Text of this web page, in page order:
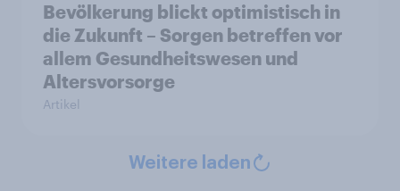
Bevölkerung blickt optimistisch in
die Zukunft – Sorgen betreffen vor
allem Gesundheitswesen und
Altersvorsorge
Artikel
Weitere laden